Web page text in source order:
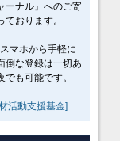
ーナル』へのご寄
おります。
マホから手軽に
倒な登録は一切あ
でも可能です。
活動支援基金]